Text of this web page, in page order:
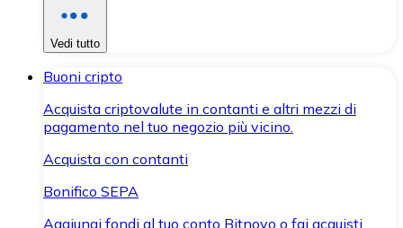
Vedi tutto
Buoni cripto
Acquista criptovalute in contanti e altri mezzi di
pagamento nel tuo negozio più vicino.
Acquista con contanti
Bonifico SEPA
Aggiungi fondi al tuo conto Bitnovo o fai acquisti